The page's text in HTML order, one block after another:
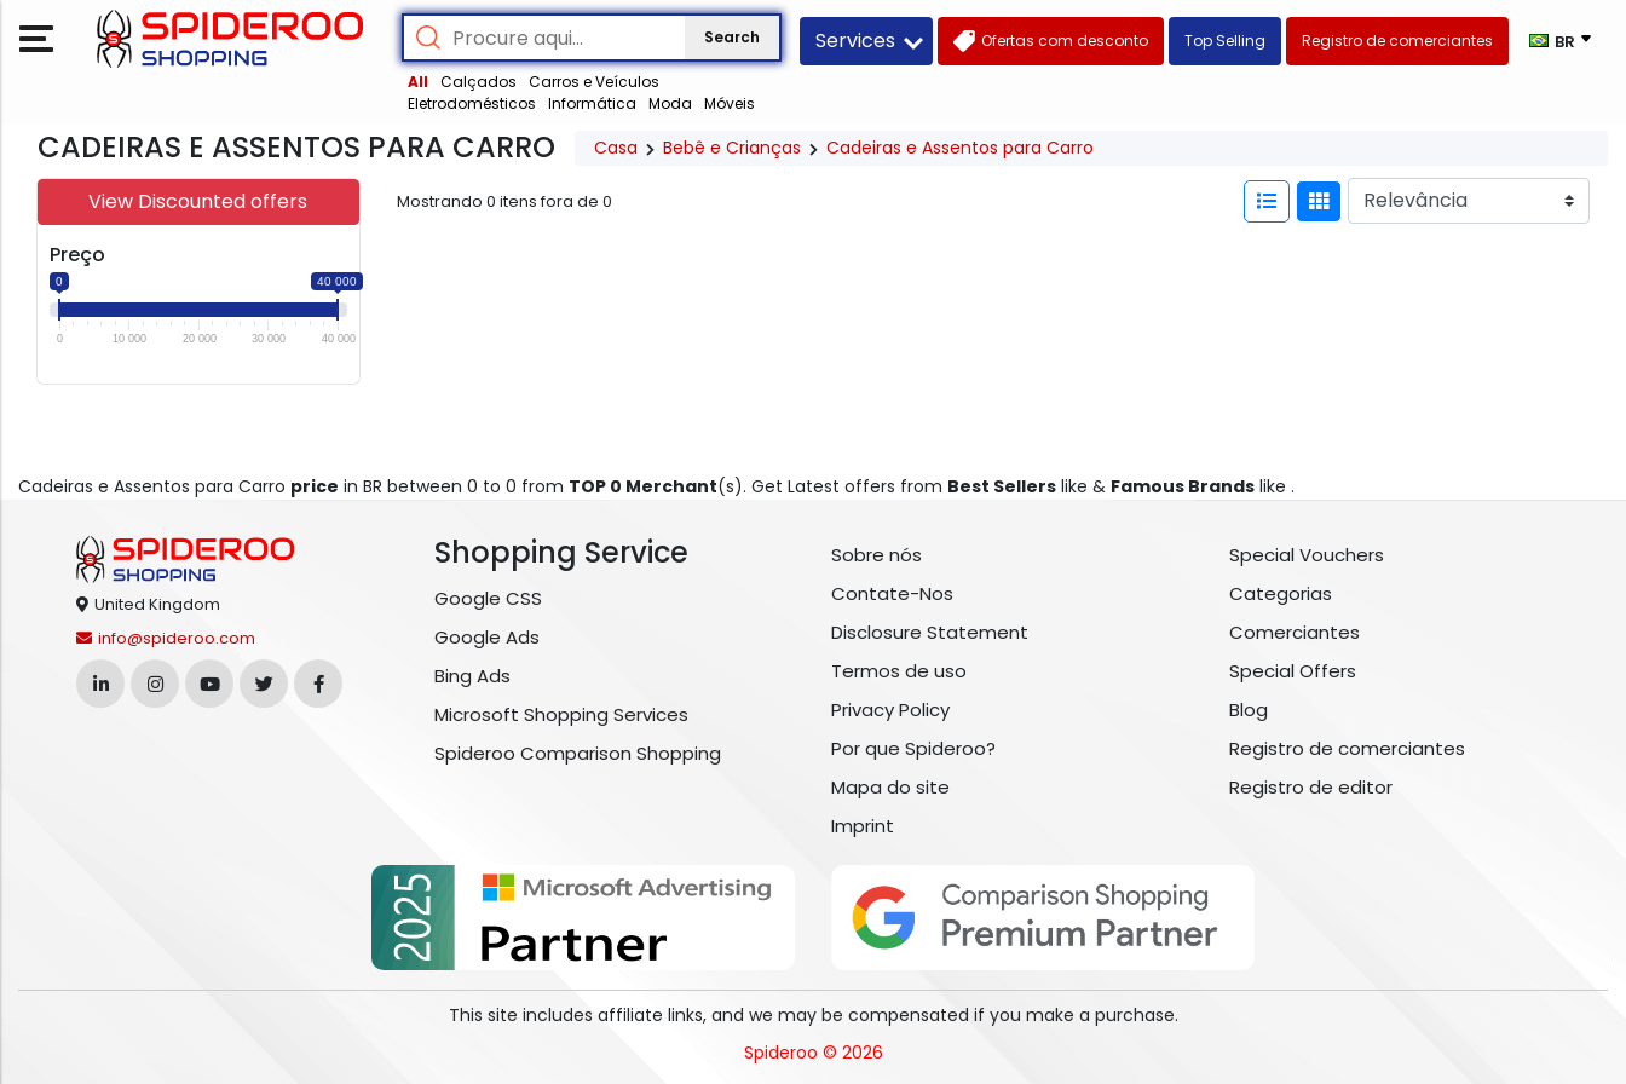
Search
All Calçados
Carros e Veículos
Eletrodomésticos
Informática Moda Móveis
Services Ofertas com desconto Top Selling Registro de comerciantes BR
CADEIRAS E ASSENTOS PARA CARRO Casa Bebê e Crianças Cadeiras e Assentos para Carro
View Discounted offers
Preço
0 40 000
0 10 000 20 000 30 000 40 000
Mostrando 0 itens fora de 0
Cadeiras e Assentos para Carro price in BR between 0 to 0 from TOP 0 Merchant(s). Get Latest offers from Best Sellers like & Famous Brands like .
United Kingdom
info@spideroo.com
Shopping Service
Google CSS
Google Ads
Bing Ads
Microsoft Shopping Services
Spideroo Comparison Shopping
Sobre nós
Contate-Nos
Disclosure Statement
Termos de uso
Privacy Policy
Por que Spideroo?
Mapa do site
Imprint
Special Vouchers
Categorias
Comerciantes
Special Offers
Blog
Registro de comerciantes
Registro de editor
This site includes affiliate links, and we may be compensated if you make a purchase.
Spideroo © 2026